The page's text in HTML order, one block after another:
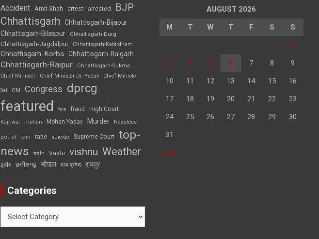
Accident Amit Shah arrest arrested BJP
Chhattisgarh
Chhattisgarh-Bijapur
Chhattisgarh-Bilaspur
Chhattisgarh-Durg
Chhattisgarh-Jagdalpur Chhattisgarh-Kabirdham
Chhattisgarh-Korba Chhattisgarh-Raigarh
Chhattisgarh-Raipur
Chhattisgarh-Sukma
Chief Minister
Chief Minister Dr. Yadav Chief Minister
Sai CM Congress dprcg
featured fire fraud High Court
Kejriwal mohan Mohan Yadav Murder Naxalites
petrol rain rape suicide Supreme Court top-
news
train Vastu vishnu Weather
इंदौर छत्तीसगढ़ भोपाल मध्य प्रदेश रायपुर
Categories
AUGUST 2026
M T W T F S S
1 2
3 4 5 6 7 8 9
10 11 12 13 14 15 16
17 18 19 20 21 22 23
24 25 26 27 28 29 30
31
« Jul